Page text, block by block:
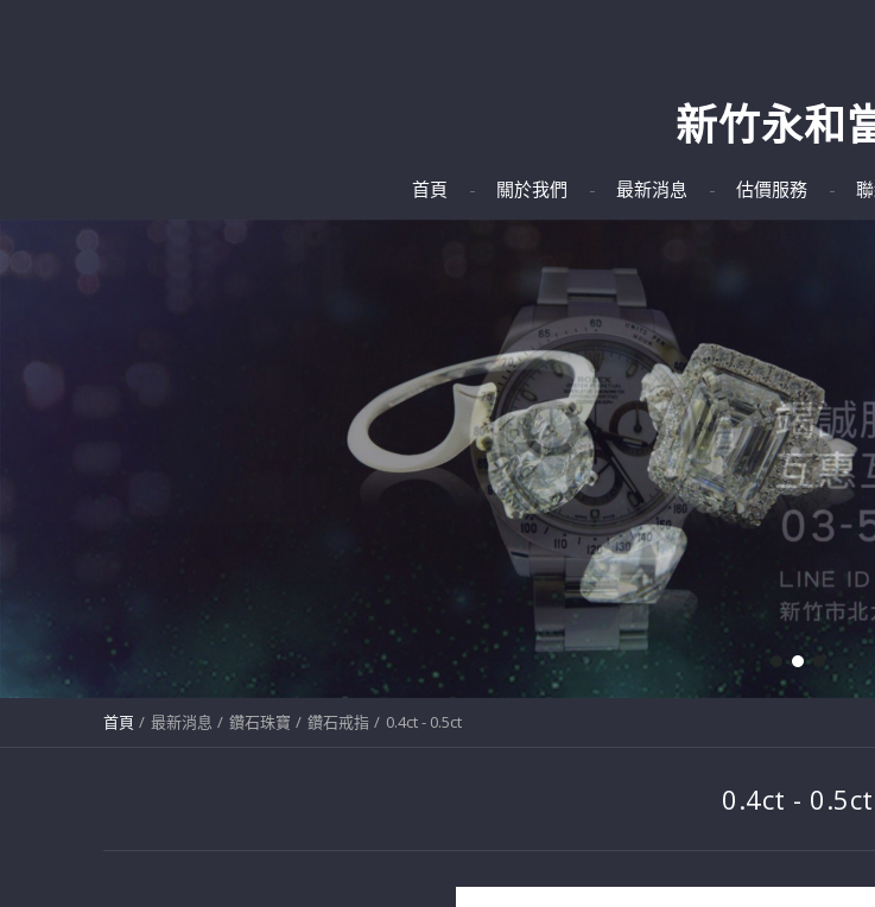
新竹永和
首頁 關於我們 最新消息 估價服務
首頁 最新消息 鑽石珠寶 鑽石戒指 0.4ct - 0.5ct
0.4ct - 0.5ct